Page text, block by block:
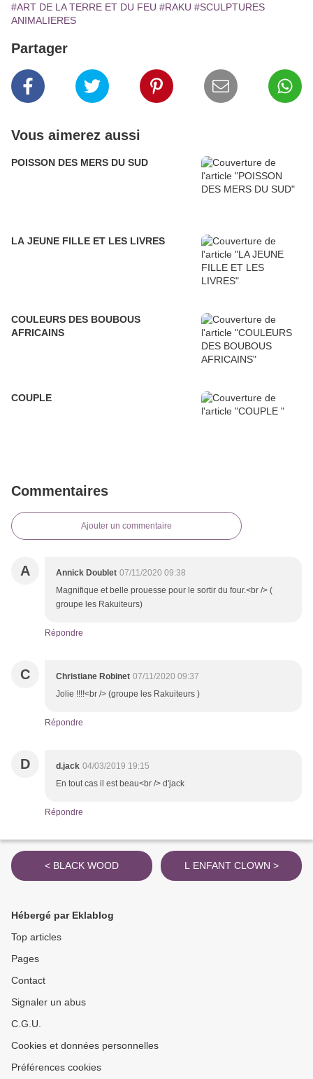
#ART DE LA TERRE ET DU FEU #RAKU #SCULPTURES
ANIMALIERES
Partager
Vous aimerez aussi
POISSON DES MERS DU SUD
LA JEUNE FILLE ET LES LIVRES
COULEURS DES BOUBOUS
AFRICAINS
COUPLE
Commentaires
Ajouter un commentaire
A Annick Doublet 07/11/2020 09:38
Magnifique et belle prouesse pour le sortir du four.<br /> (
groupe les Rakuiteurs)
Répondre
C Christiane Robinet 07/11/2020 09:37
Jolie !!!!<br /> (groupe les Rakuiteurs )
Répondre
D d.jack 04/03/2019 19:15
En tout cas il est beau<br /> d'jack
Répondre
< BLACK WOOD L ENFANT CLOWN >
Hébergé par Eklablog
Top articles
Pages
Contact
Signaler un abus
C.G.U.
Cookies et données personnelles
Préférences cookies